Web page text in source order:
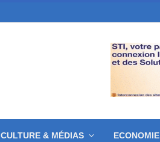
CULTURE & MÉDIAS ECONOMIE